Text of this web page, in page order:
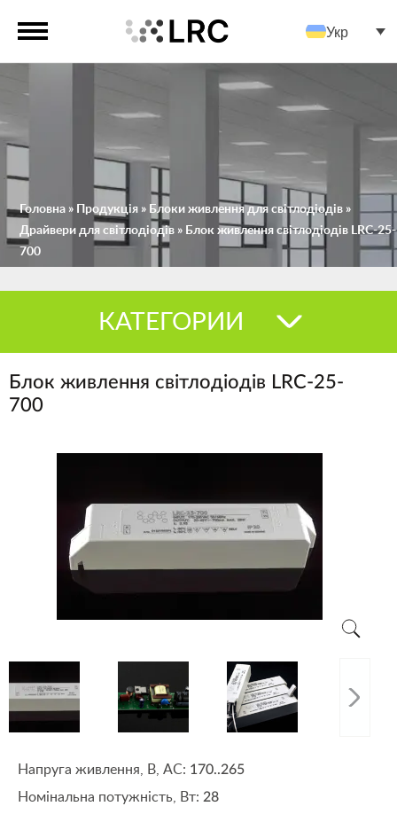
Укр
Головна » Продукція » Блоки живлення для світлодіодів »
Драйвери для світлодіодів » Блок живлення світлодіодів LRC-25-
700
КАТЕГОРИИ
Блок живлення світлодіодів LRC-25-
700
Напруга живлення, В, АС: 170..265
Номінальна потужність, Вт: 28